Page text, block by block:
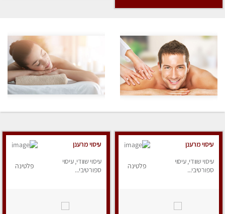
עיסוי מרענן
עיסוי שוודי, עיסוי
ספורטיבי...
פלטינה
עיסוי מרענן
עיסוי שוודי, עיסוי
ספורטיבי...
פלטינה